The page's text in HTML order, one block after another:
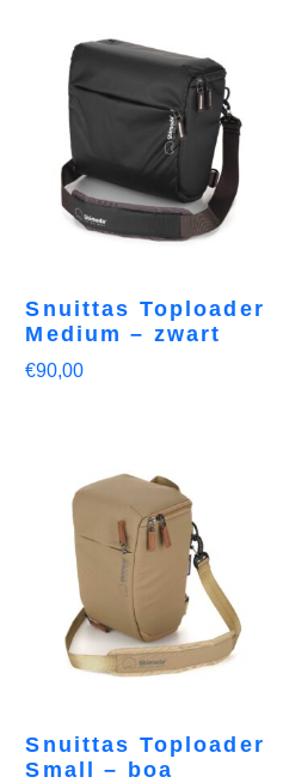
Snuittas Toploader
Medium – zwart
€90,00
Snuittas Toploader
Small – boa